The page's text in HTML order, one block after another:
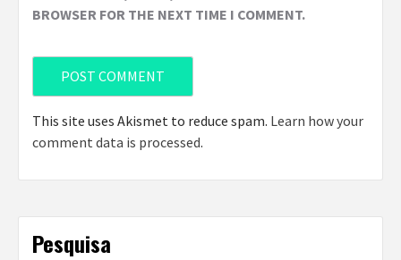
BROWSER FOR THE NEXT TIME I COMMENT.
This site uses Akismet to reduce spam. Learn how your
comment data is processed.
Pesquisa